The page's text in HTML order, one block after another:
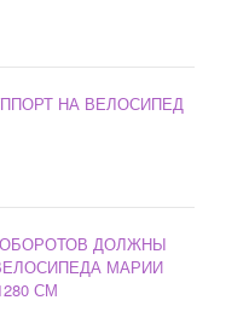
НА ВЕЛОСИПЕД
ДОЛЖНЫ
МАРИИ
СМ